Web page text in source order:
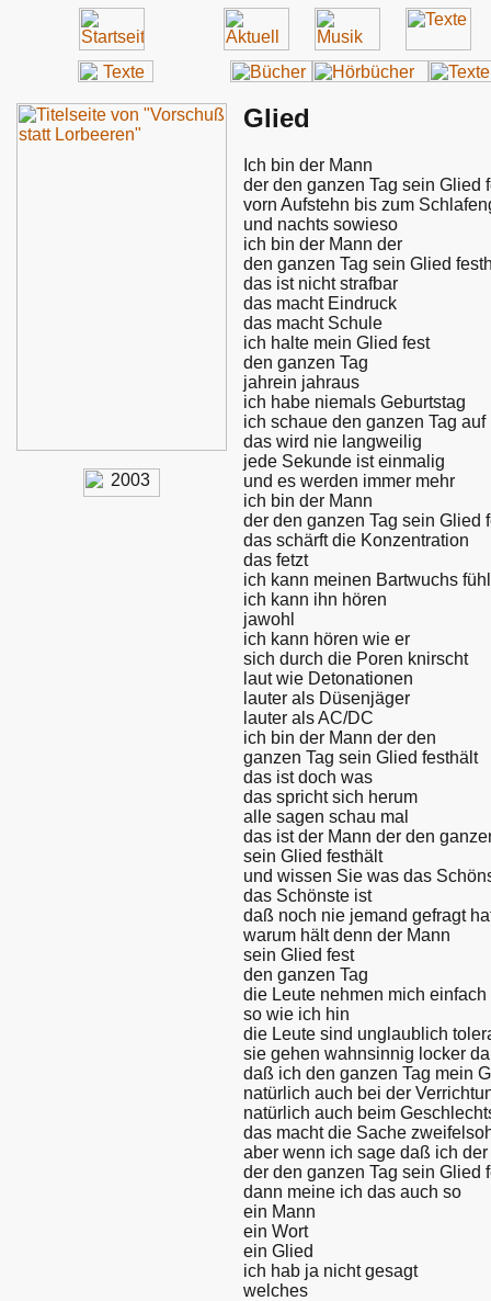
Glied
Ich bin der Mann
der den ganzen Tag sein Glied
vorn Aufstehn bis zum
und nachts sowieso
ich bin der Mann der
den ganzen Tag sein Glied
das ist nicht strafbar
das macht Eindruck
das macht Schule
ich halte mein Glied fest
den ganzen Tag
jahrein jahraus
ich habe niemals Geburtstag
ich schaue den ganzen Tag
das wird nie langweilig
jede Sekunde ist einmalig
und es werden immer mehr
ich bin der Mann
der den ganzen Tag sein Glied
das schärft die Konzentration
das fetzt
ich kann meinen Bartwuchs
ich kann ihn hören
jawohl
ich kann hören wie er
sich durch die Poren knirscht
laut wie Detonationen
lauter als Düsenjäger
lauter als AC/DC
ich bin der Mann der den
ganzen Tag sein Glied festhält
das ist doch was
das spricht sich herum
alle sagen schau mal
das ist der Mann der den
sein Glied festhält
und wissen Sie was das
das Schönste ist
daß noch nie jemand gefragt
warum hält denn der Mann
sein Glied fest
den ganzen Tag
die Leute nehmen mich einfach
so wie ich hin
die Leute sind unglaublich
sie gehen wahnsinnig locker
daß ich den ganzen Tag mein
natürlich auch bei der
natürlich auch beim
das macht die Sache
aber wenn ich sage daß ich
der den ganzen Tag sein Glied
dann meine ich das auch so
ein Mann
ein Wort
ein Glied
ich hab ja nicht gesagt
welches